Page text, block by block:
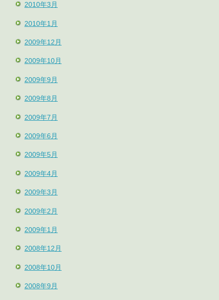
2010年3月
2010年1月
2009年12月
2009年10月
2009年9月
2009年8月
2009年7月
2009年6月
2009年5月
2009年4月
2009年3月
2009年2月
2009年1月
2008年12月
2008年10月
2008年9月